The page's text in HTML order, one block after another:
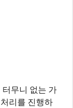
무니 없는 가
리를 진행하